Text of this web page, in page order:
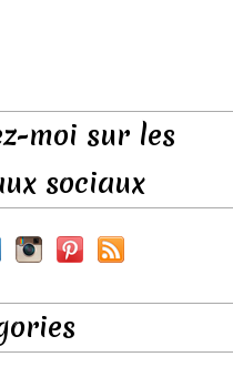
moi sur les
sociaux